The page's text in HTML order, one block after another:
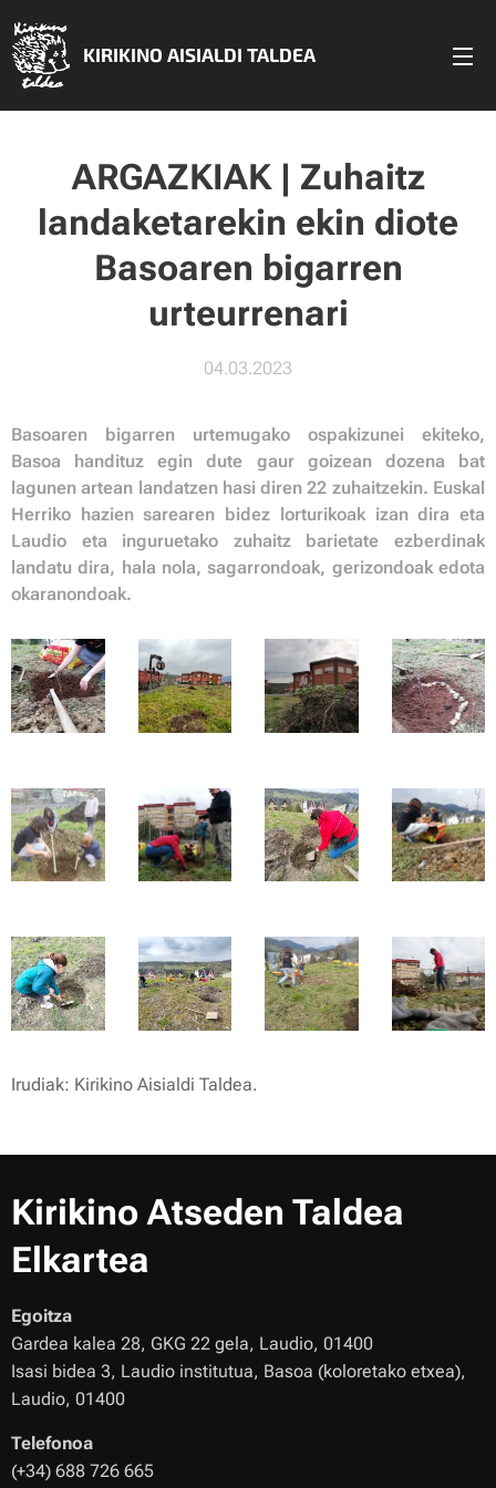
KIRIKINO AISIALDI TALDEA
ARGAZKIAK | Zuhaitz
landaketarekin ekin diote
Basoaren bigarren
urteurrenari
04.03.2023
Basoaren bigarren urtemugako ospakizunei ekiteko,
Basoa handituz egin dute gaur goizean dozena bat
lagunen artean landatzen hasi diren 22 zuhaitzekin. Euskal
Herriko hazien sarearen bidez lorturikoak izan dira eta
Laudio eta inguruetako zuhaitz barietate ezberdinak
landatu dira, hala nola, sagarrondoak, gerizondoak edota
okaranondoak.
Irudiak: Kirikino Aisialdi Taldea.
Kirikino Atseden Taldea
Elkartea
Egoitza
Gardea kalea 28, GKG 22 gela, Laudio, 01400
Isasi bidea 3, Laudio institutua, Basoa (koloretako etxea),
Laudio, 01400
Telefonoa
(+34) 688 726 665